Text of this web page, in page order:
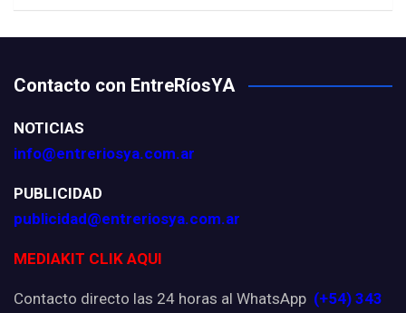
Contacto con EntreRíosYA
NOTICIAS
info@entreriosya.com.ar
PUBLICIDAD
publicidad@entreriosya.com.ar
MEDIAKIT CLIK AQUI
Contacto directo las 24 horas al WhatsApp (+54) 343